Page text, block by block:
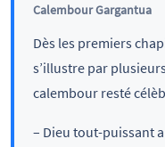
Calembour Gargantua
Dès les premiers
s’illustre par
calembour resté
– Dieu tout-puissant